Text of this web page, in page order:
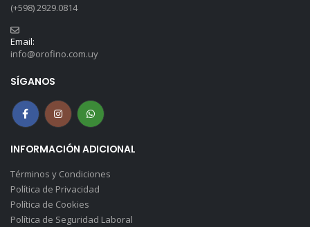
(+598) 2929.0814
Email:
info@orofino.com.uy
SÍGANOS
INFORMACIÓN ADICIONAL
Términos y Condiciones
Política de Privacidad
Política de Cookies
Política de Seguridad Laboral